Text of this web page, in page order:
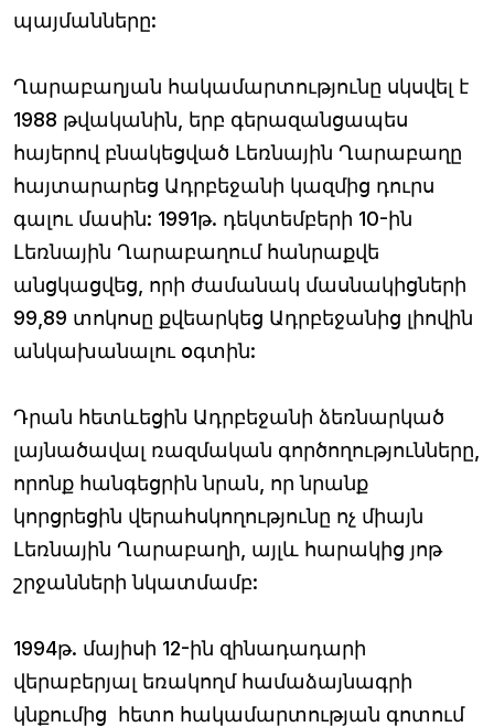
պայմանները:
Ղարաբաղյան հակամարտությունը սկսվել է
1988 թվականին, երբ գերազանցապես
հայերով բնակեցված Լեռնային Ղարաբաղը
հայտարարեց Ադրբեջանի կազմից դուրս
գալու մասին: 1991թ. դեկտեմբերի 10-ին
Լեռնային Ղարաբաղում հանրաքվե
անցկացվեց, որի ժամանակ մասնակիցների
99,89 տոկոսը քվեարկեց Ադրբեջանից լիովին
անկախանալու օգտին:
Դրան հետևեցին Ադրբեջանի ձեռնարկած
լայնածավալ ռազմական գործողությունները,
որոնք հանգեցրին նրան, որ նրանք
կորցրեցին վերահսկողությունը ոչ միայն
Լեռնային Ղարաբաղի, այլև հարակից յոթ
շրջանների նկատմամբ:
1994թ. մայիսի 12-ին զինադադարի
վերաբերյալ եռակողմ համաձայնագրի
կնքումից հետո հակամարտության գոտում